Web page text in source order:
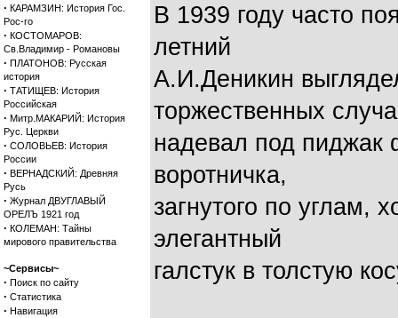
· КАРАМЗИН: История Гос.
Рос-го
· КОСТОМАРОВ:
Св.Владимир - Романовы
· ПЛАТОНОВ: Русская
история
· ТАТИЩЕВ: История
Российская
· Митр.МАКАРИЙ: История
Рус. Церкви
· СОЛОВЬЕВ: История
России
· ВЕРНАДСКИЙ: Древняя
Русь
· Журнал ДВУГЛАВЫЙ
ОРЕЛЪ 1921 год
· КОЛЕМАН: Тайны
мирового правительства
~Сервисы~
· Поиск по сайту
· Статистика
· Навигация
В 1939 году часто
летний
А.И.Деникин
торжественных
надевал под пиджак
воротничка,
загнутого по углам,
элегантный
галстук в толстую